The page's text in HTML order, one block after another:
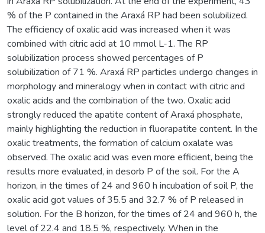
% of the P contained in the Araxá RP had been solubilized.
The efficiency of oxalic acid was increased when it was
combined with citric acid at 10 mmol L-1. The RP
solubilization process showed percentages of P
solubilization of 71 %. Araxá RP particles undergo changes in
morphology and mineralogy when in contact with citric and
oxalic acids and the combination of the two. Oxalic acid
strongly reduced the apatite content of Araxá phosphate,
mainly highlighting the reduction in fluorapatite content. In the
oxalic treatments, the formation of calcium oxalate was
observed. The oxalic acid was even more efficient, being the
results more evaluated, in desorb P of the soil. For the A
horizon, in the times of 24 and 960 h incubation of soil P, the
oxalic acid got values of 35.5 and 32.7 % of P released in
solution. For the B horizon, for the times of 24 and 960 h, the
level of 22.4 and 18.5 %, respectively. When in the